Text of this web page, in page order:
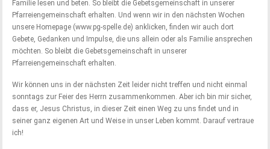
Familie lesen und beten. So bleibt die Gebetsgemeinschaft in unserer
Pfarreiengemeinschaft erhalten. Und wenn wir in den nächsten Wochen
unsere Homepage (www.pg-spelle.de) anklicken, finden wir auch dort
Gebete, Gedanken und Impulse, die uns allein oder als Familie ansprechen
möchten. So bleibt die Gebetsgemeinschaft in unserer
Pfarreiengemeinschaft erhalten.
Wir können uns in der nächsten Zeit leider nicht treffen und nicht einmal
sonntags zur Feier des Herrn zusammenkommen. Aber ich bin mir sicher,
dass er, Jesus Christus, in dieser Zeit einen Weg zu uns findet und in
seiner ganz eigenen Art und Weise in unser Leben kommt. Darauf vertraue
ich!